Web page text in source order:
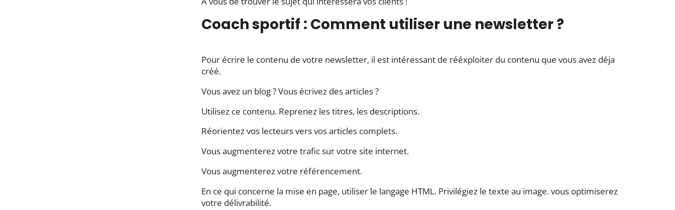
Coach sportif : Comment utiliser une newsletter ?
Pour écrire le contenu de votre newsletter, il est intéressant de rééxploiter du contenu que vous avez déja
créé.
Vous avez un blog ? Vous écrivez des articles ?
Utilisez ce contenu. Reprenez les titres, les descriptions.
Réorientez vos lecteurs vers vos articles complets.
Vous augmenterez votre trafic sur votre site internet.
Vous augmenterez votre référencement.
En ce qui concerne la mise en page, utiliser le langage HTML. Privilégiez le texte au image. vous optimiserez
votre délivrabilité.